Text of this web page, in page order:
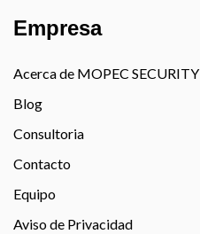
Empresa
Acerca de MOPEC SECURITY
Blog
Consultoria
Contacto
Equipo
Aviso de Privacidad